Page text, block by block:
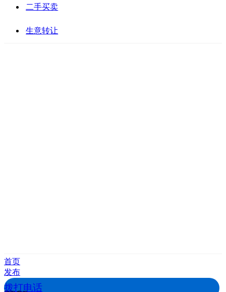
二手买卖
生意转让
首页
发布
拨打电话